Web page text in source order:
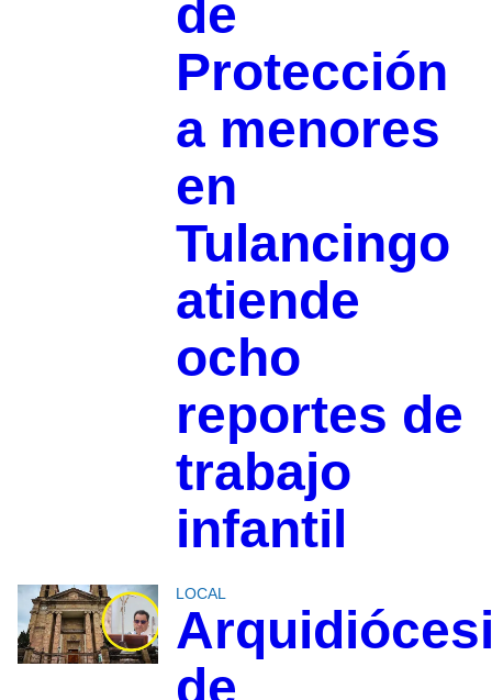
de
Protección
a menores
en
Tulancingo
atiende
ocho
reportes de
trabajo
infantil
LOCAL
de